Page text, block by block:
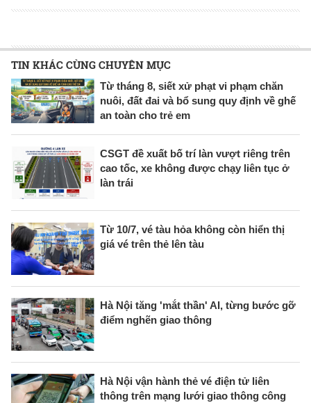
TIN KHÁC CÙNG CHUYÊN MỤC
Từ tháng 8, siết xử phạt vi phạm chăn
nuôi, đất đai và bổ sung quy định về ghế
an toàn cho trẻ em
CSGT đề xuất bố trí làn vượt riêng trên
cao tốc, xe không được chạy liên tục ở
làn trái
Từ 10/7, vé tàu hỏa không còn hiển thị
giá vé trên thẻ lên tàu
Hà Nội tăng 'mắt thần' AI, từng bước gỡ
điểm nghẽn giao thông
Hà Nội vận hành thẻ vé điện tử liên
thông trên mạng lưới giao thông công